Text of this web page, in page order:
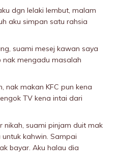
dgn lelaki Iembut, malam
aku simpan satu rahsia
suami mesej kawan saya
nak mengadu masalah
nak makan KFC pun kena
TV kena intai dari
nikah, suami pinjam duit mak
untuk kahwin. Sampai
bayar. Aku halau dia